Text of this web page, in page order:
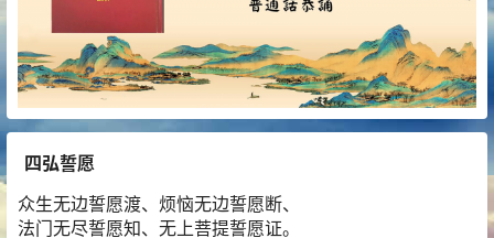
四弘誓愿
众生无边誓愿渡、烦恼无边誓愿断、
法门无尽誓愿知、无上菩提誓愿证。